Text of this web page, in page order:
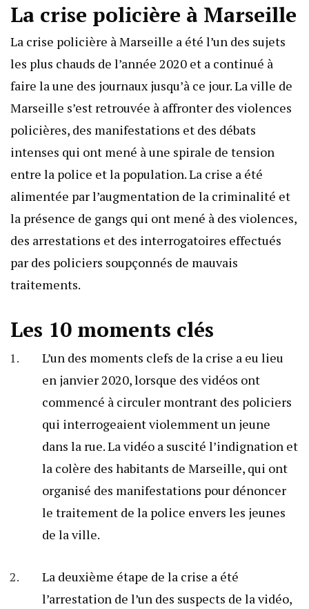
La crise policière à Marseille
La crise policière à Marseille a été l’un des sujets
les plus chauds de l’année 2020 et a continué à
faire la une des journaux jusqu’à ce jour. La ville de
Marseille s’est retrouvée à affronter des violences
policières, des manifestations et des débats
intenses qui ont mené à une spirale de tension
entre la police et la population. La crise a été
alimentée par l’augmentation de la criminalité et
la présence de gangs qui ont mené à des violences,
des arrestations et des interrogatoires effectués
par des policiers soupçonnés de mauvais
traitements.
Les 10 moments clés
L’un des moments clefs de la crise a eu lieu
en janvier 2020, lorsque des vidéos ont
commencé à circuler montrant des policiers
qui interrogeaient violemment un jeune
dans la rue. La vidéo a suscité l’indignation et
la colère des habitants de Marseille, qui ont
organisé des manifestations pour dénoncer
le traitement de la police envers les jeunes
de la ville.
La deuxième étape de la crise a été
l’arrestation de l’un des suspects de la vidéo,